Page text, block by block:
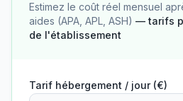
Estimez le coût réel mensuel
aides (APA, APL, ASH) — tarifs
de l'établissement
Tarif hébergement / jour (€)